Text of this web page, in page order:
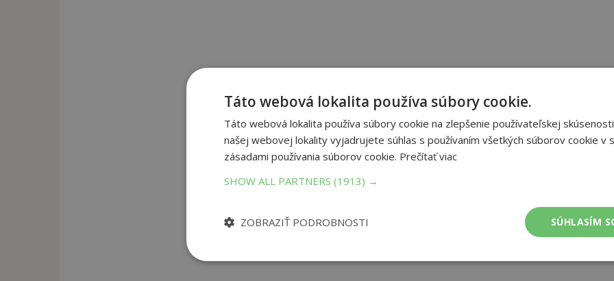
Táto webová lokalita používa súbory cookie.
Táto webová lokalita používa súbory cookie na zlepšenie používateľskej
našej webovej lokality vyjadrujete súhlas s používaním všetkých súborov cookie v
zásadami používania súborov cookie. Prečítať viac
SHOW ALL PARTNERS (1913) →
SÚHLASÍM
ZOBRAZIŤ PODROBNOSTI